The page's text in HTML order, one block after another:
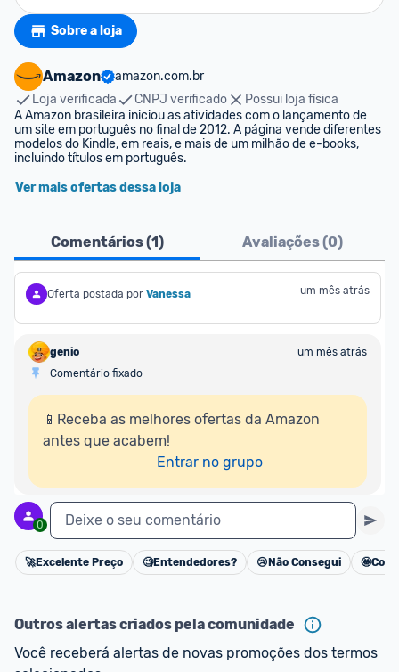
Sobre a loja
Amazon
amazon.com.br
Loja verificada
CNPJ verificado
Possui loja física
A Amazon brasileira iniciou as atividades com o lançamento de
um site em português no final de 2012. A página vende diferentes
modelos do Kindle, em reais, e mais de um milhão de e-books,
incluindo títulos em português.
Ver mais ofertas dessa loja
Comentários (1) Avaliações (0)
Oferta postada por Vanessa um mês atrás
genio
um mês atrás
Comentário fixado
📱Receba as melhores ofertas da Amazon
antes que acabem!
Entrar no grupo
0 Deixe o seu comentário
Cancelar
🚀Excelente Preço 🧐Entendedores? 😢 Não Consegui 🤩
Outros alertas criados pela comunidade
Você receberá alertas de novas promoções dos termos